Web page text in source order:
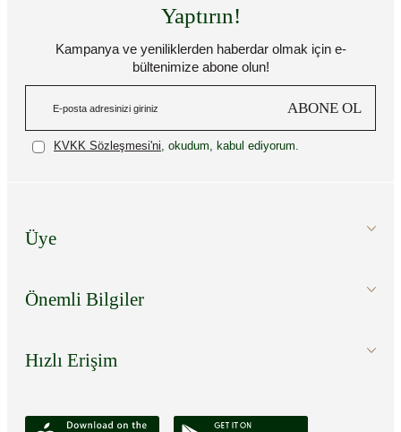
Yaptırın!
Kampanya ve yeniliklerden haberdar olmak için e-
bültenimize abone olun!
ABONE OL
KVKK Sözleşmesi'ni, okudum, kabul ediyorum.
Üye
Önemli Bilgiler
Hızlı Erişim